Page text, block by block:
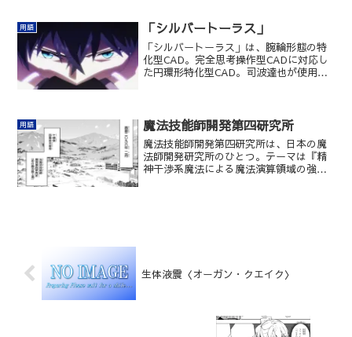
用語 「シルバートーラス」
「シルバートーラス」は、腕輪形態の特
化型CAD。完全思考操作型CADに対応し
た円環形特化型CAD。司波達也が使用し
用語 魔法技能師開発第四研究所
魔法技能師開発第四研究所は、日本の魔
法師開発研究所のひとつ。テーマは『精
神干渉系魔法による魔法演算領域の強
生体液震〈オーガン・クエイク〉